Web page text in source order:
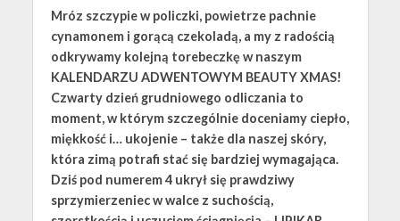
Mróz szczypie w policzki, powietrze pachnie
cynamonem i gorącą czekoladą, a my z radością
odkrywamy kolejną torebeczkę w naszym
KALENDARZU ADWENTOWYM BEAUTY XMAS!
Czwarty dzień grudniowego odliczania to
moment, w którym szczególnie doceniamy ciepło,
miękkość i… ukojenie – także dla naszej skóry,
która zimą potrafi stać się bardziej wymagająca.
Dziś pod numerem 4 ukrył się prawdziwy
sprzymierzeniec w walce z suchością,